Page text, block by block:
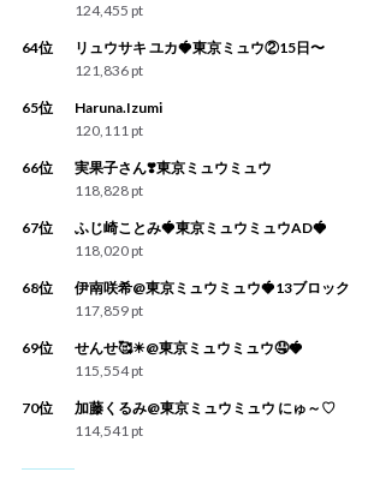
124,455 pt
64位
リュウサキ ユカ🍓東京ミュウ②15日〜
121,836 pt
65位
Haruna.Izumi
120,111 pt
66位
実果子さん❣️東京ミュウミュウ
118,828 pt
67位
ふじ崎ことみ🍓東京ミュウミュウAD🍓
118,020 pt
68位
伊南咲希@東京ミュウミュウ🍓13ブロック
117,859 pt
69位
せんせ🥰☀@東京ミュウミュウ🤤🍓
115,554 pt
70位
加藤くるみ@東京ミュウミュウ にゅ～♡
114,541 pt